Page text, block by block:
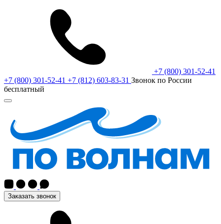
+7 (800) 301-52-41
+7 (800) 301-52-41 +7 (812) 603-83-31 Звонок по России
бесплатный
Заказать звонок